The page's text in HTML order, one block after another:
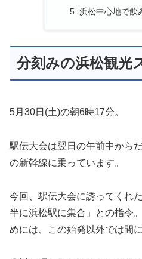
浜松中心地で飲
分刻みの浜松観光
5月30日(土)の朝6時17分。
駅伝大会は翌日の午前中から
の新幹線に乗っています。
今回、駅伝大会に誘ってくれ
半に浜松駅に集合」との指令
めには、この始発以外では間